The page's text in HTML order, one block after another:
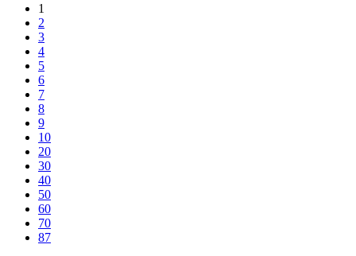
1
2
3
4
5
6
7
8
9
10
20
30
40
50
60
70
87